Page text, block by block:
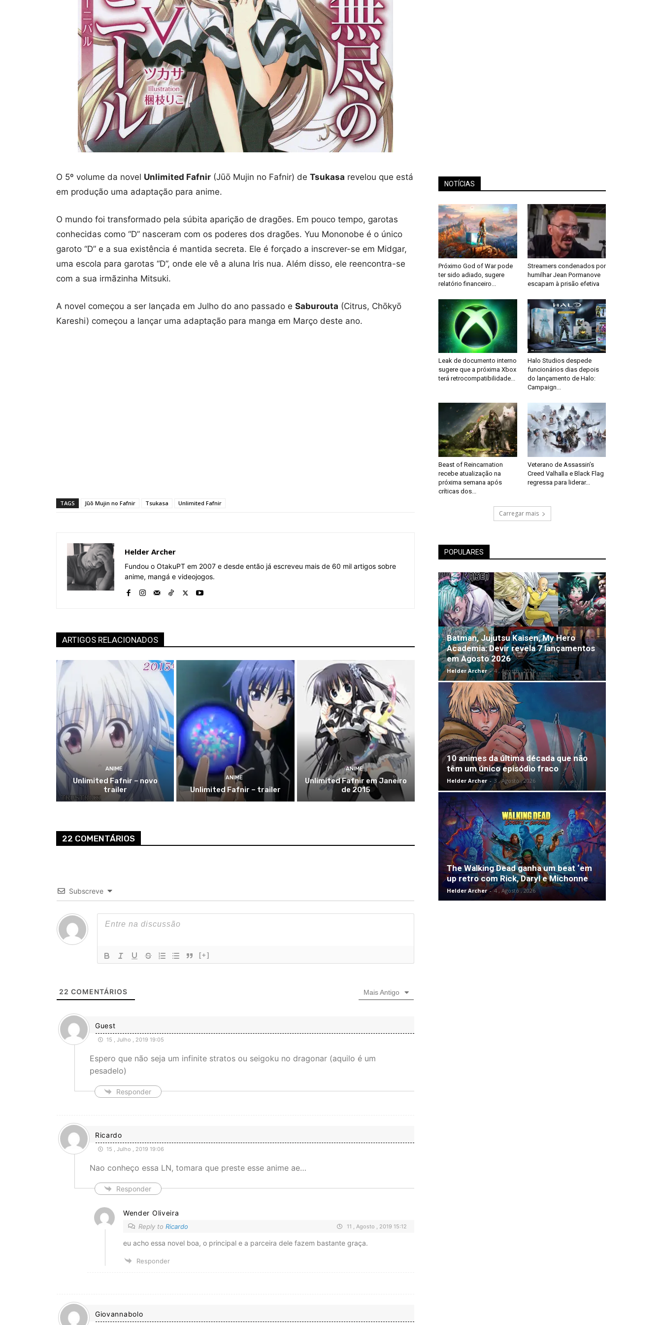
O 5º volume da novel Unlimited Fafnir (Jūō Mujin no Fafnir) de Tsukasa revelou que está
em produção uma adaptação para anime.
O mundo foi transformado pela súbita aparição de dragões. Em pouco tempo, garotas
conhecidas como “D” nasceram com os poderes dos dragões. Yuu Mononobe é o único
garoto “D” e a sua existência é mantida secreta. Ele é forçado a inscrever-se em Midgar,
uma escola para garotas “D”, onde ele vê a aluna Iris nua. Além disso, ele reencontra-se
com a sua irmãzinha Mitsuki.
A novel começou a ser lançada em Julho do ano passado e Saburouta (Citrus, Chōkyō
Kareshi) começou a lançar uma adaptação para manga em Março deste ano.
TAGS Jūō Mujin no Fafnir Tsukasa Unlimited Fafnir
Helder Archer
Fundou o OtakuPT em 2007 e desde então já escreveu mais de 60 mil artigos sobre
anime, mangá e videojogos.
ARTIGOS RELACIONADOS
ANIME
Unlimited Fafnir – novo
trailer
ANIME
Unlimited Fafnir – trailer
ANIME
Unlimited Fafnir em Janeiro
de 2015
22 COMENTÁRIOS
Subscreve
[+]
22 COMENTÁRIOS Mais Antigo
Guest
15 , Julho , 2019 19:05
Espero que não seja um infinite stratos ou seigoku no dragonar (aquilo é um
pesadelo)
Responder
Ricardo
15 , Julho , 2019 19:06
Nao conheço essa LN, tomara que preste esse anime ae…
Responder
Wender Oliveira
Reply to Ricardo 11 , Agosto , 2019 15:12
eu acho essa novel boa, o principal e a parceira dele fazem bastante graça.
Responder
Giovannabolo
NOTÍCIAS
Próximo God of War pode
ter sido adiado, sugere
relatório financeiro...
Streamers condenados por
humilhar Jean Pormanove
escapam à prisão efetiva
Leak de documento interno
sugere que a próxima Xbox
terá retrocompatibilidade...
Halo Studios despede
funcionários dias depois
do lançamento de Halo:
Campaign...
Beast of Reincarnation
recebe atualização na
próxima semana após
críticas dos...
Veterano de Assassin’s
Creed Valhalla e Black Flag
regressa para liderar...
Carregar mais
POPULARES
Batman, Jujutsu Kaisen, My Hero
Academia: Devir revela 7 lançamentos
em Agosto 2026
Helder Archer - 4 , Agosto , 2026
10 animes da última década que não
têm um único episódio fraco
Helder Archer - 3 , Agosto , 2026
The Walking Dead ganha um beat ‘em
up retro com Rick, Daryl e Michonne
Helder Archer - 4 , Agosto , 2026